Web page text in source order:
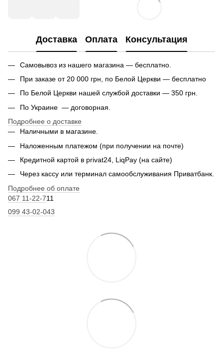
Доставка Оплата Консультация
Самовывоз из нашего магазина — бесплатно.
При заказе от 20 000 грн, по Белой Церкви — бесплатно
По Белой Церкви нашей службой доставки — 350 грн.
По Украине — договорная.
Подробнее о доставке
Наличными в магазине.
Наложенным платежом (при получении на почте)
Кредитной картой в privat24, LiqPay (на сайте)
Через кассу или терминал самообслуживания Приватбанк.
Подробнее об оплате
067 11-22-711
099 43-02-043